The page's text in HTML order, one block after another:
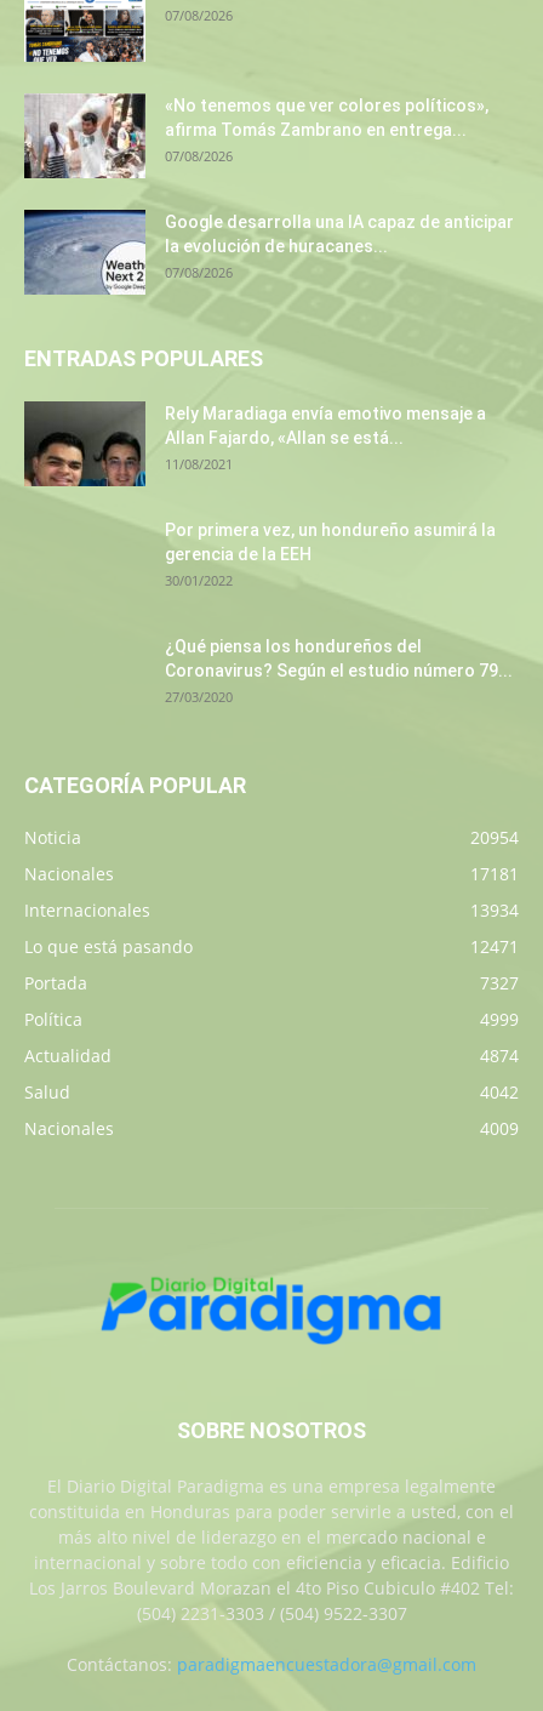
07/08/2026
«No tenemos que ver colores políticos»,
afirma Tomás Zambrano en entrega...
07/08/2026
Google desarrolla una IA capaz de anticipar
la evolución de huracanes...
07/08/2026
ENTRADAS POPULARES
Rely Maradiaga envía emotivo mensaje a
Allan Fajardo, «Allan se está...
11/08/2021
Por primera vez, un hondureño asumirá la
gerencia de la EEH
30/01/2022
¿Qué piensa los hondureños del
Coronavirus? Según el estudio número 79...
27/03/2020
CATEGORÍA POPULAR
Noticia
20954
Nacionales
17181
Internacionales
13934
Lo que está pasando
12471
Portada
7327
Política
4999
Actualidad
4874
Salud
4042
Nacionales
4009
SOBRE NOSOTROS
El Diario Digital Paradigma es una empresa legalmente
constituida en Honduras para poder servirle a usted, con el
más alto nivel de liderazgo en el mercado nacional e
internacional y sobre todo con eficiencia y eficacia. Edificio
Los Jarros Boulevard Morazan el 4to Piso Cubiculo #402 Tel:
(504) 2231-3303 / (504) 9522-3307
Contáctanos: paradigmaencuestadora@gmail.com